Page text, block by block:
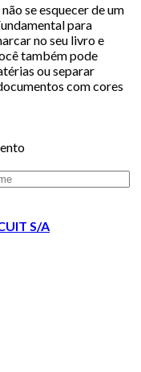
se esquecer de um
para
no seu livro e
também pode
ou separar
com cores
S/A